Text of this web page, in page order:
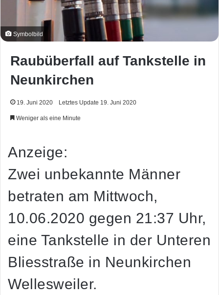
Symbolbild
Raubüberfall auf Tankstelle in
Neunkirchen
19. Juni 2020 Letztes Update 19. Juni 2020
Weniger als eine Minute
Anzeige:
Zwei unbekannte Männer
betraten am Mittwoch,
10.06.2020 gegen 21:37 Uhr,
eine Tankstelle in der Unteren
Bliesstraße in Neunkirchen
Wellesweiler.